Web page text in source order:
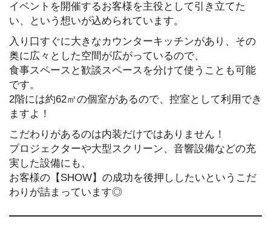
イベントを開催するお客様を主役として引き立てた
い、という想いが込められています。
入り口すぐに大きなカウンターキッチンがあり、その
奥に広々とした空間が広がっているので、
食事スペースと歓談スペースを分けて使うことも可能
です。
2階には約62㎡の個室があるので、控室として利用でき
ますよ！
こだわりがあるのは内装だけではありません！
プロジェクターや大型スクリーン、音響設備などの充
実した設備にも、
お客様の【SHOW】の成功を後押ししたいというこだ
わりが詰まっています◎